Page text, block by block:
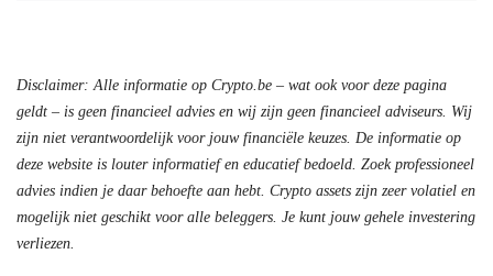
Disclaimer: Alle informatie op Crypto.be – wat ook voor deze pagina
geldt – is geen financieel advies en wij zijn geen financieel adviseurs. Wij
zijn niet verantwoordelijk voor jouw financiële keuzes. De informatie op
deze website is louter informatief en educatief bedoeld. Zoek professioneel
advies indien je daar behoefte aan hebt. Crypto assets zijn zeer volatiel en
mogelijk niet geschikt voor alle beleggers. Je kunt jouw gehele investering
verliezen.